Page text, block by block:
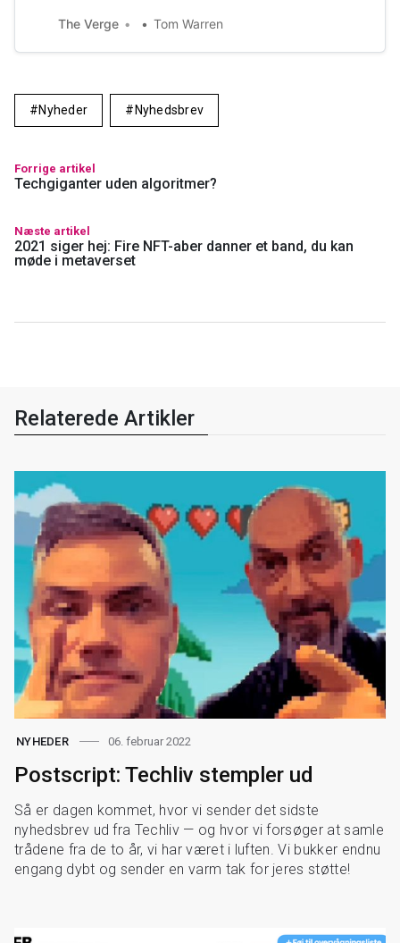
The Verge Tom Warren
Nyheder Nyhedsbrev
Forrige artikel
Techgiganter uden algoritmer?
Næste artikel
2021 siger hej: Fire NFT-aber danner et band, du kan
møde i metaverset
Relaterede Artikler
NYHEDER 06. februar 2022
Postscript: Techliv stempler ud
Så er dagen kommet, hvor vi sender det sidste
nyhedsbrev ud fra Techliv — og hvor vi forsøger at samle
trådene fra de to år, vi har været i luften. Vi bukker endnu
engang dybt og sender en varm tak for jeres støtte!